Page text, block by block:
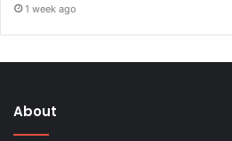
1 week ago
About